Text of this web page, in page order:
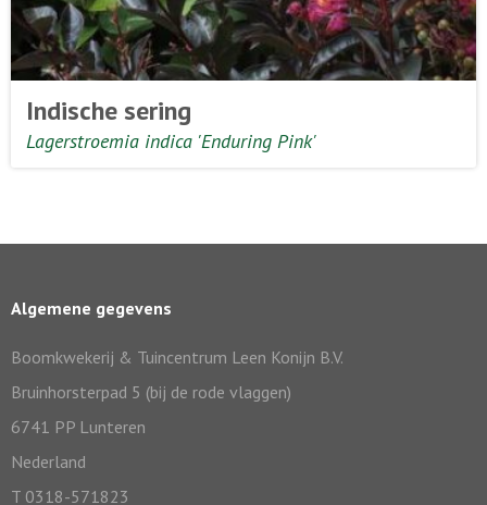
Indische sering
Lagerstroemia indica 'Enduring Pink'
Algemene gegevens
Boomkwekerij & Tuincentrum Leen Konijn B.V.
Bruinhorsterpad 5 (bij de rode vlaggen)
6741 PP Lunteren
Nederland
T 0318-571823